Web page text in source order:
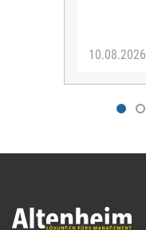
10.08.2026